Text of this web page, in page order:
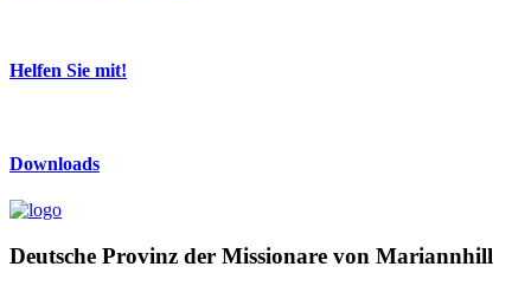
Helfen Sie mit!
Downloads
Deutsche Provinz der Missionare von Mariannhill